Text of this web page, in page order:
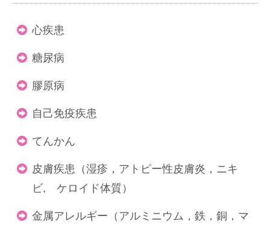
心疾患
糖尿病
膠原病
自己免疫疾患
てんかん
皮膚疾患（湿疹，アトピー性皮膚炎，ニキ
ビ, ケロイド体質）
金属アレルギー（アルミニウム，鉄，銅，マ